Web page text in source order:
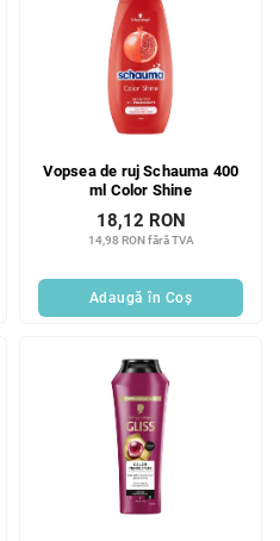
Vopsea de ruj Schauma 400
ml Color Shine
14,98 RON fără TVA
18,12 RON
Adaugă în Coş